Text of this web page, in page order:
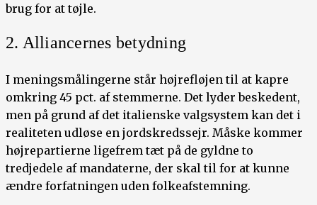
brug for at tøjle.
2. Alliancernes betydning
I meningsmålingerne står højrefløjen til at kapre
omkring 45 pct. af stemmerne. Det lyder beskedent,
men på grund af det italienske valgsystem kan det i
realiteten udløse en jordskredssejr. Måske kommer
højrepartierne ligefrem tæt på de gyldne to
tredjedele af mandaterne, der skal til for at kunne
ændre forfatningen uden folkeafstemning.